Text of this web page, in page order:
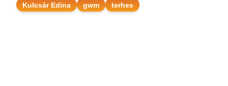
Kulcsár Edina gwm terhes